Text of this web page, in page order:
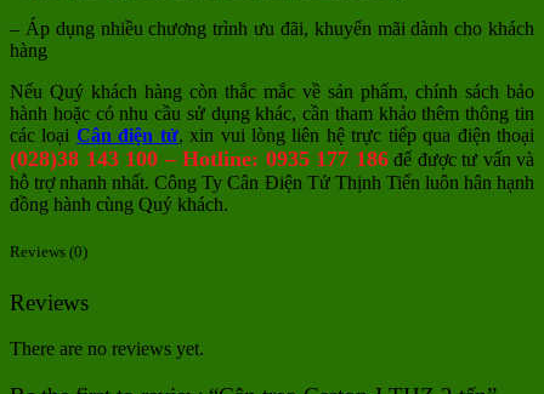
– Áp dụng nhiều chương trình ưu đãi, khuyến mãi dành cho khách
hàng
Nếu Quý khách hàng còn thắc mắc về sản phẩm, chính sách bảo
hành hoặc có nhu cầu sử dụng khác, cần tham khảo thêm thông tin
các loại Cân điện tử, xin vui lòng liên hệ trực tiếp qua điện thoại
(028)38 143 100 – Hotline: 0935 177 186để được tư vấn và
hỗ trợ nhanh nhất. Công Ty Cân Điện Tử Thịnh Tiến luôn hân hạnh
đồng hành cùng Quý khách.
Reviews (0)
Reviews
There are no reviews yet.